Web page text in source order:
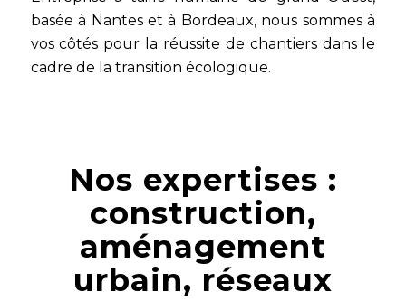
basée à Nantes et à Bordeaux, nous sommes à
vos côtés pour la réussite de chantiers dans le
cadre de la transition écologique.
Nos expertises :
construction,
aménagement
urbain, réseaux